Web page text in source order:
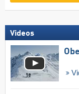
Videos